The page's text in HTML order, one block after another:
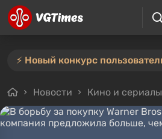
Новости Кино и сериалы